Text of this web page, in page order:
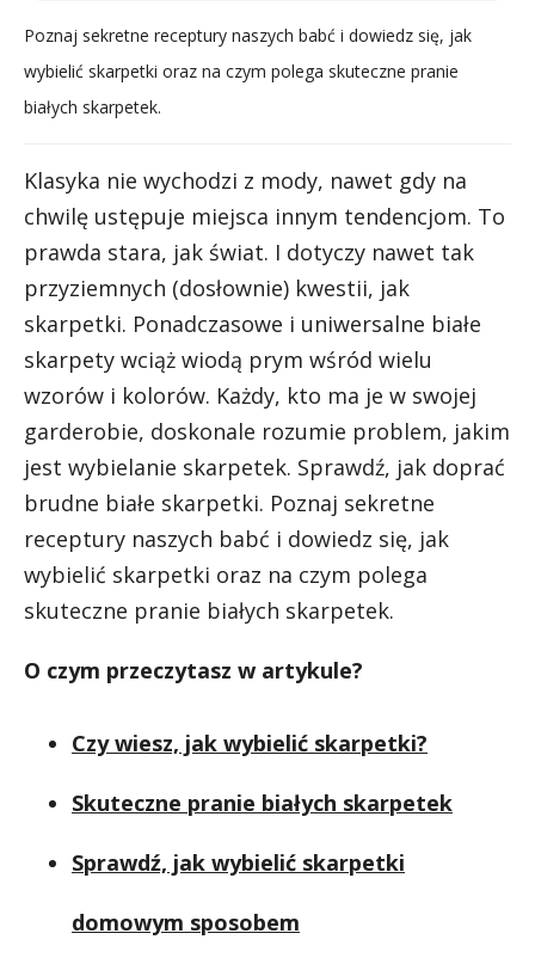
Poznaj sekretne receptury naszych babć i dowiedz się, jak
wybielić skarpetki oraz na czym polega skuteczne pranie
białych skarpetek.
Klasyka nie wychodzi z mody, nawet gdy na
chwilę ustępuje miejsca innym tendencjom. To
prawda stara, jak świat. I dotyczy nawet tak
przyziemnych (dosłownie) kwestii, jak
skarpetki. Ponadczasowe i uniwersalne białe
skarpety wciąż wiodą prym wśród wielu
wzorów i kolorów. Każdy, kto ma je w swojej
garderobie, doskonale rozumie problem, jakim
jest wybielanie skarpetek. Sprawdź, jak doprać
brudne białe skarpetki. Poznaj sekretne
receptury naszych babć i dowiedz się, jak
wybielić skarpetki oraz na czym polega
skuteczne pranie białych skarpetek.
O czym przeczytasz w artykule?
Czy wiesz, jak wybielić skarpetki?
Skuteczne pranie białych skarpetek
Sprawdź, jak wybielić skarpetki
domowym sposobem